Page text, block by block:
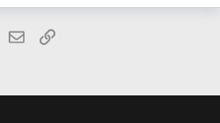
LinkedInЭлектронная почта
Ссылка